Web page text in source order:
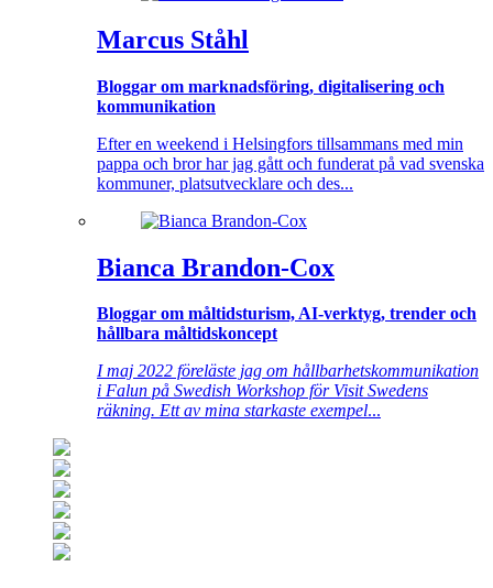
Marcus Ståhl
Bloggar om marknadsföring, digitalisering och
kommunikation
Efter en weekend i Helsingfors tillsammans med min
pappa och bror har jag gått och funderat på vad svenska
kommuner, platsutvecklare och des...
Bianca Brandon-Cox
Bloggar om måltidsturism, AI-verktyg, trender och
hållbara måltidskoncept
I maj 2022 föreläste jag om hållbarhetskommunikation
i Falun på Swedish Workshop för Visit Swedens
räkning. Ett av mina starkaste exempel...